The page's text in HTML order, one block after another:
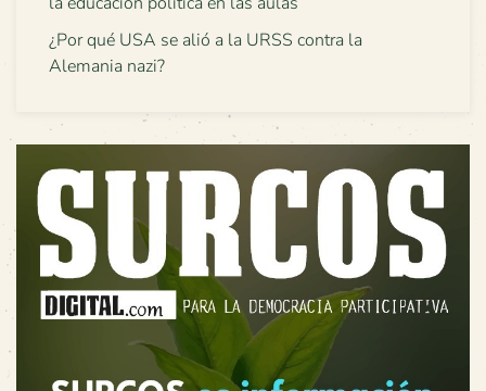
¿Por qué USA se alió a la URSS contra la
Alemania nazi?